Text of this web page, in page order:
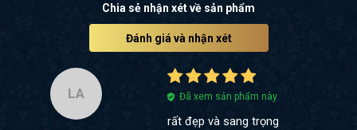
Chia sẻ nhận xét về sản phẩm
Đánh giá và nhận xét
LA Đã xem sản phẩm này
rất đẹp và sang trọng